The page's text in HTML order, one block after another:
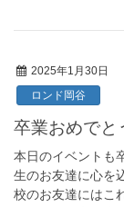
2025年1月30日
ロンド岡谷
卒業おめでと
本日のイベントも
生のお友達に心を
校のお友達にはこ